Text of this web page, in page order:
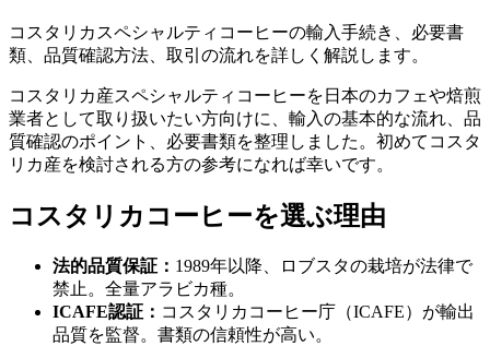
コスタリカスペシャルティコーヒーの輸入手続き、必要書
類、品質確認方法、取引の流れを詳しく解説します。
コスタリカ産スペシャルティコーヒーを日本のカフェや焙煎
業者として取り扱いたい方向けに、輸入の基本的な流れ、品
質確認のポイント、必要書類を整理しました。初めてコスタ
リカ産を検討される方の参考になれば幸いです。
コスタリカコーヒーを選ぶ理由
法的品質保証： 1989年以降、ロブスタの栽培が法律で
禁止。全量アラビカ種。
ICAFE認証： コスタリカコーヒー庁（ICAFE）が輸出
品質を監督。書類の信頼性が高い。